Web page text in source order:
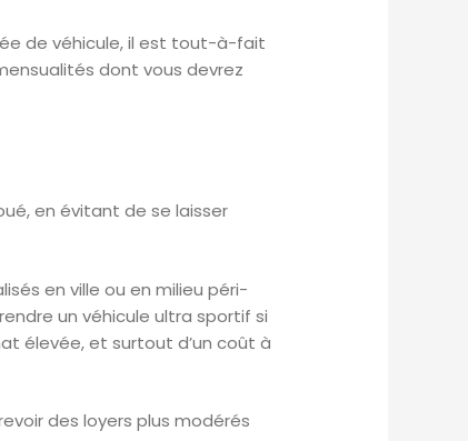
de véhicule, il est tout-à-fait
dont vous devrez
en évitant de se laisser
en ville ou en milieu péri-
un véhicule ultra sportif si
élevée, et surtout d’un coût à
des loyers plus modérés